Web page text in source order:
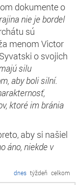
dokumente o
nie je bordel
sú
menom Victor
o svojich
silu
aby boli silní.
,
ktoré im bránia
aby si našiel
áno, niekde v
dnes týždeň celkom